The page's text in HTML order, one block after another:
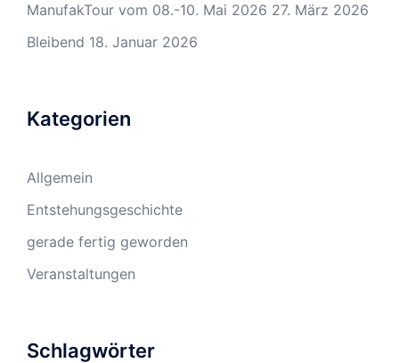
ManufakTour vom 08.-10. Mai 2026 27. März 2026
Bleibend 18. Januar 2026
Kategorien
Allgemein
Entstehungsgeschichte
gerade fertig geworden
Veranstaltungen
Schlagwörter